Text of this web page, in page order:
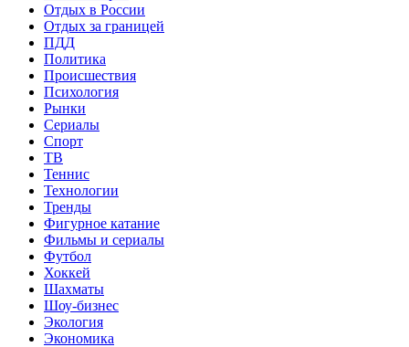
Отдых в России
Отдых за границей
ПДД
Политика
Происшествия
Психология
Рынки
Сериалы
Спорт
ТВ
Теннис
Технологии
Тренды
Фигурное катание
Фильмы и сериалы
Футбол
Хоккей
Шахматы
Шоу-бизнес
Экология
Экономика